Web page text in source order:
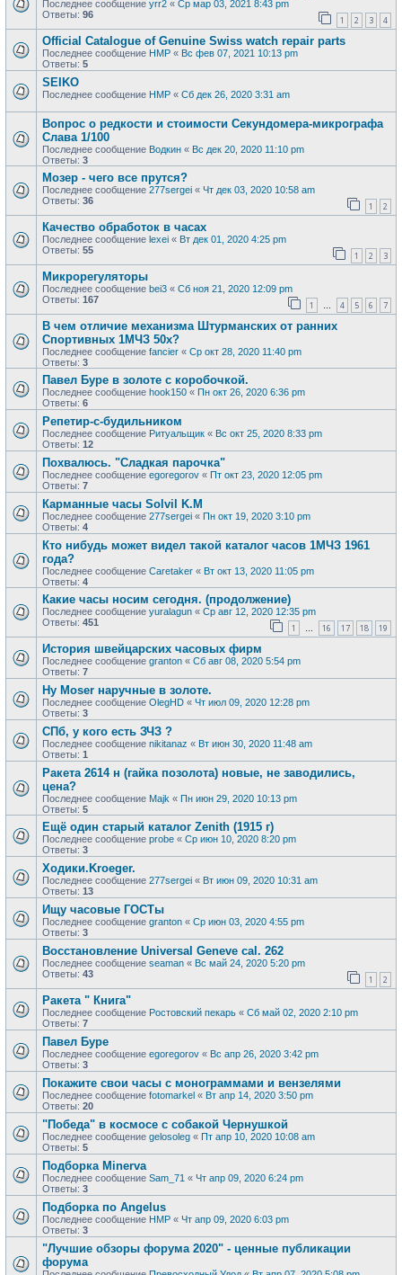
Последнее сообщение yrr2 « Ср мар 03, 2021 8:43 pm
Ответы: 96 1 2 3 4
Official Catalogue of Genuine Swiss watch repair parts
Последнее сообщение HMP « Вс фев 07, 2021 10:13 pm
Ответы: 5
SEIKO
Последнее сообщение HMP « Сб дек 26, 2020 3:31 am
Вопрос о редкости и стоимости Секундомера-микрографа
Слава 1/100
Последнее сообщение Водкин « Вс дек 20, 2020 11:10 pm
Ответы: 3
Мозер - чего все прутся?
Последнее сообщение 277sergei « Чт дек 03, 2020 10:58 am
Ответы: 36 1 2
Качество обработок в часах
Последнее сообщение lexei « Вт дек 01, 2020 4:25 pm
Ответы: 55 1 2 3
Микрорегуляторы
Последнее сообщение bei3 « Сб ноя 21, 2020 12:09 pm
Ответы: 167 1 … 4 5 6 7
В чем отличие механизма Штурманских от ранних
Спортивных 1МЧЗ 50х?
Последнее сообщение fancier « Ср окт 28, 2020 11:40 pm
Ответы: 3
Павел Буре в золоте с коробочкой.
Последнее сообщение hook150 « Пн окт 26, 2020 6:36 pm
Ответы: 6
Репетир-с-будильником
Последнее сообщение Ритуальщик « Вс окт 25, 2020 8:33 pm
Ответы: 12
Похвалюсь. "Сладкая парочка"
Последнее сообщение egoregorov « Пт окт 23, 2020 12:05 pm
Ответы: 7
Карманные часы Solvil K.M
Последнее сообщение 277sergei « Пн окт 19, 2020 3:10 pm
Ответы: 4
Кто нибудь может видел такой каталог часов 1МЧЗ 1961
года?
Последнее сообщение Caretaker « Вт окт 13, 2020 11:05 pm
Ответы: 4
Какие часы носим сегодня. (продолжение)
Последнее сообщение yuralagun « Ср авг 12, 2020 12:35 pm
Ответы: 451 1 … 16 17 18 19
История швейцарских часовых фирм
Последнее сообщение granton « Сб авг 08, 2020 5:54 pm
Ответы: 7
Hy Moser наручные в золоте.
Последнее сообщение OlegHD « Чт июл 09, 2020 12:28 pm
Ответы: 3
СПб, у кого есть ЗЧЗ ?
Последнее сообщение nikitanaz « Вт июн 30, 2020 11:48 am
Ответы: 1
Ракета 2614 н (гайка позолота) новые, не заводились,
цена?
Последнее сообщение Majk « Пн июн 29, 2020 10:13 pm
Ответы: 5
Ещё один старый каталог Zenith (1915 г)
Последнее сообщение probe « Ср июн 10, 2020 8:20 pm
Ответы: 3
Ходики.Kroeger.
Последнее сообщение 277sergei « Вт июн 09, 2020 10:31 am
Ответы: 13
Ищу часовые ГОСТы
Последнее сообщение granton « Ср июн 03, 2020 4:55 pm
Ответы: 3
Восстановление Universal Geneve cal. 262
Последнее сообщение seaman « Вс май 24, 2020 5:20 pm
Ответы: 43 1 2
Ракета " Книга"
Последнее сообщение Ростовский пекарь « Сб май 02, 2020 2:10 pm
Ответы: 7
Павел Буре
Последнее сообщение egoregorov « Вс апр 26, 2020 3:42 pm
Ответы: 3
Покажите свои часы с монограммами и вензелями
Последнее сообщение fotomarkel « Вт апр 14, 2020 3:50 pm
Ответы: 20
"Победа" в космосе с собакой Чернушкой
Последнее сообщение gelosoleg « Пт апр 10, 2020 10:08 am
Ответы: 5
Подборка Minerva
Последнее сообщение Sam_71 « Чт апр 09, 2020 6:24 pm
Ответы: 3
Подборка по Angelus
Последнее сообщение HMP « Чт апр 09, 2020 6:03 pm
Ответы: 3
"Лучшие обзоры форума 2020" - ценные публикации
форума